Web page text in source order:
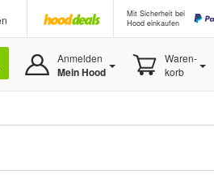
Mit Sicherheit bei
Hood einkaufen
Anmelden
Mein Hood
Waren-
korb